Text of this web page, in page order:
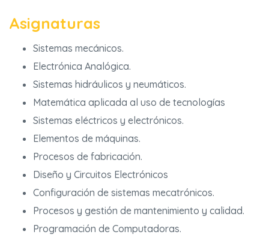
Asignaturas
Sistemas mecánicos.
Electrónica Analógica.
Sistemas hidráulicos y neumáticos.
Matemática aplicada al uso de tecnologías
Sistemas eléctricos y electrónicos.
Elementos de máquinas.
Procesos de fabricación.
Diseño y Circuitos Electrónicos
Configuración de sistemas mecatrónicos.
Procesos y gestión de mantenimiento y calidad.
Programación de Computadoras.